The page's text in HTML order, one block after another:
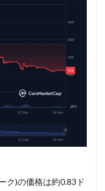
ク)の価格は約0.83ド